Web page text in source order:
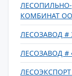
КОМБИНАТ
ЛЕСОЗАВОД #
ЛЕСОЗАВОД #